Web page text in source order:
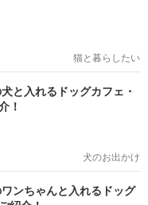
猫と暮らしたい
と入れるドッグカフェ・
！
犬のお出かけ
ンちゃんと入れるドッグ